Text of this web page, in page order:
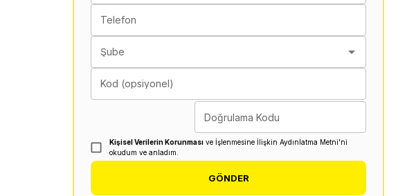
Telefon
Şube
Kod (opsiyonel)
Doğrulama Kodu
Kişisel Verilerin Korunması ve İşlenmesine İlişkin Aydınlatma Metni'ni
okudum ve anladım.
GÖNDER